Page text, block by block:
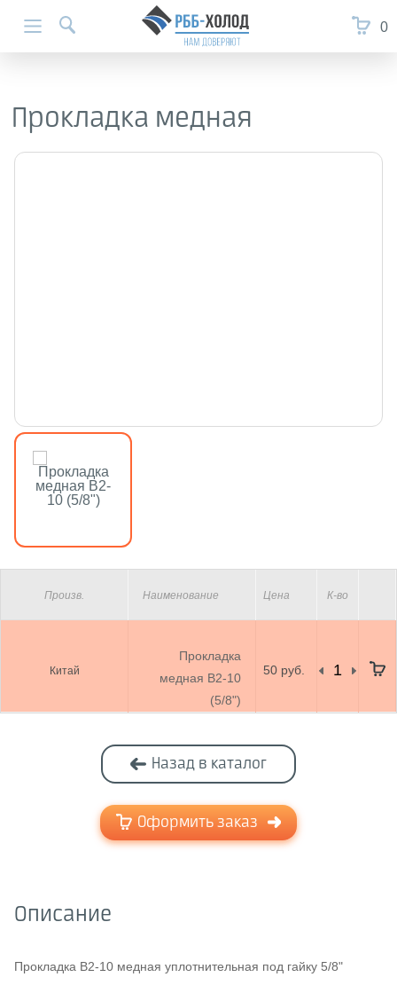
0
Прокладка медная
Произв. Наименование Цена К-во
Китай
Прокладка
медная B2-10
(5/8")
50 руб.
Назад в каталог
Оформить заказ
Описание
Прокладка B2-10 медная уплотнительная под гайку 5/8"